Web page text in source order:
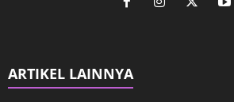
ARTIKEL LAINNYA